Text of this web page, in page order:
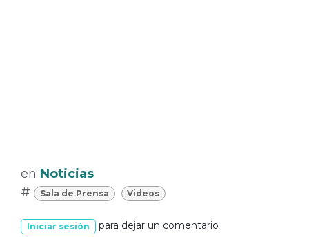
en Noticias
#
Sala de Prensa Videos
Iniciar sesión para dejar un comentario